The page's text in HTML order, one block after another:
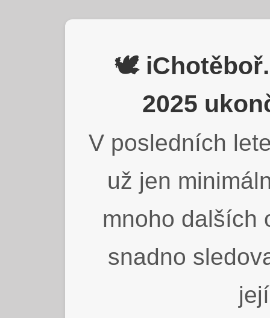
🕊️
2025
V posledních
už jen
mnoho dalších
snadno